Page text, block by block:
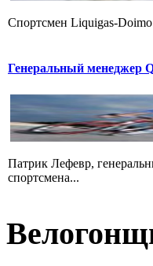
Cпортсмен Liquigas-
Генеральный менеджер
Патрик Лефевр,
спортсмена...